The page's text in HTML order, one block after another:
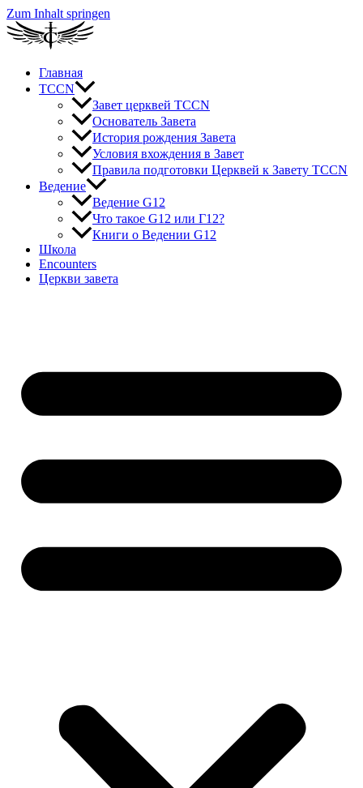
Zum Inhalt springen
Главная
TCCN
Завет церквей TCCN
Основатель Завета
История рождения Завета
Условия вхождения в Завет
Правила подготовки Церквей к Завету TCCN
Ведение
Ведение G12
Что такое G12 или Г12?
Книги о Ведении G12
Школа
Encounters
Церкви завета